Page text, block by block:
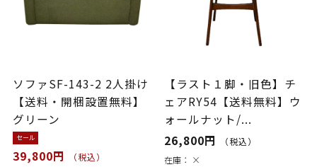
ソファSF-143-2 2人掛け
【送料・開梱設置無料】
グリーン
セール
39,800円
（税込）
【ラスト１脚・旧色】チ
ェアRY54【送料無料】ウ
ォールナット/...
26,800円
（税込）
在庫： ×